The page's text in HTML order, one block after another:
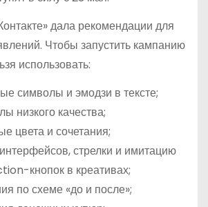
дала рекомендации для
Чтобы запустить кампанию
использовать:
символы и эмодзи в тексте;
низкого качества;
цвета и сочетания;
стрелки и имитацию
кнопок в креативах;
по схеме «до и после»;